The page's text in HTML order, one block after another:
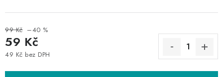
99 Kč –40 %
59 Kč
49 Kč bez DPH